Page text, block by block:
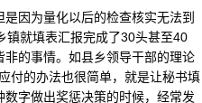
因为量化以后的检查核实无法到
镇就填表汇报完成了30头甚至40
的事情。如县乡领导干部的理论
付的办法也很简单，就是让秘书填
字做出奖惩决策的时候，经常发